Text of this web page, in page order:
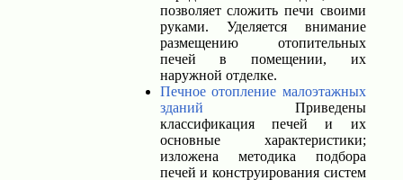
позволяет сложить печи своими
руками. Уделяется внимание
размещению отопительных
печей в помещении, их
наружной отделке.
Печное отопление малоэтажных
зданий Приведены
классификация печей и их
основные характеристики;
изложена методика подбора
печей и конструирования систем